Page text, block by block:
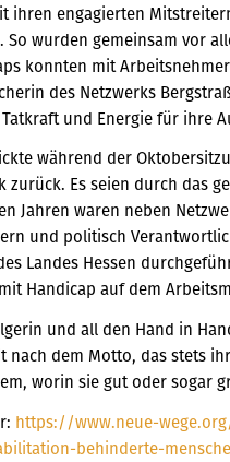
ihren engagierten
wurden gemeinsam vor
konnten mit
des Netzwerks
und Energie für ihre
während der
Es seien durch das
Jahren waren neben
und politisch
Landes Hessen
Handicap auf dem
und all den Hand in
dem Motto, das stets
worin sie gut oder sogar
https://www.neue-
behinderte-